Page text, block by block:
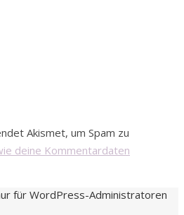
Akismet, um Spam zu
deine Kommentardaten
für WordPress-Administratoren